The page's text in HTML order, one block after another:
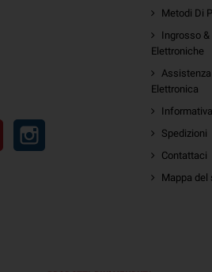
Pinterest
Metodi Di
Ingrosso &
Elettroniche
Elettronica
Spedizioni
Contattaci
Mappa del